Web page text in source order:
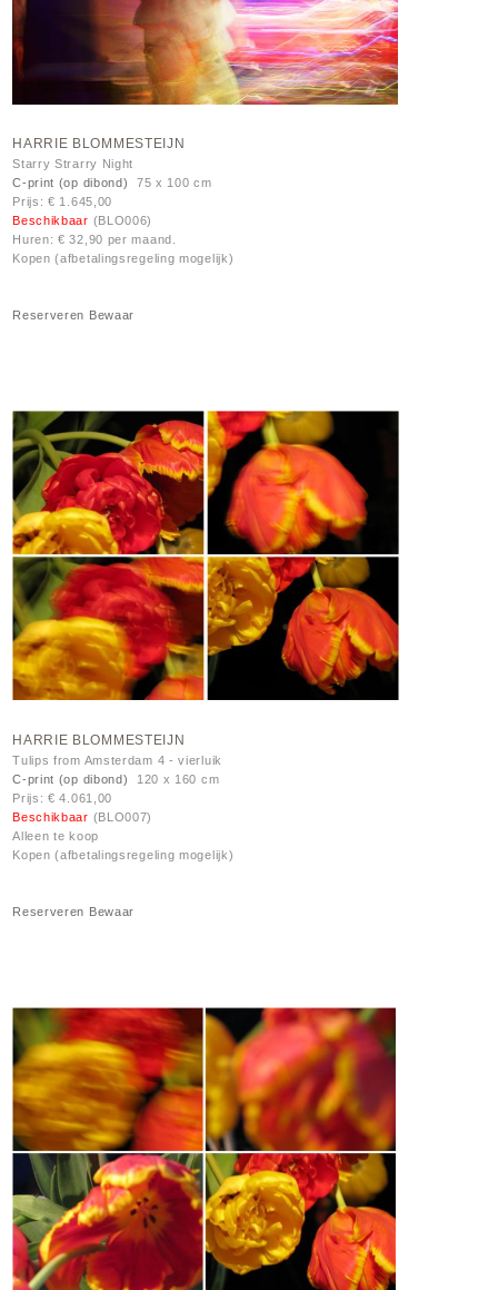
HARRIE BLOMMESTEIJN
Starry Strarry Night
C-print (op dibond)
75 x 100 cm
Prijs: € 1.645,00
Beschikbaar (BLO006)
Huren: € 32,90 per maand.
Kopen (afbetalingsregeling mogelijk)
Reserveren Bewaar
HARRIE BLOMMESTEIJN
Tulips from Amsterdam 4 - vierluik
C-print (op dibond)
120 x 160 cm
Prijs: € 4.061,00
Beschikbaar (BLO007)
Alleen te koop
Kopen (afbetalingsregeling mogelijk)
Reserveren Bewaar